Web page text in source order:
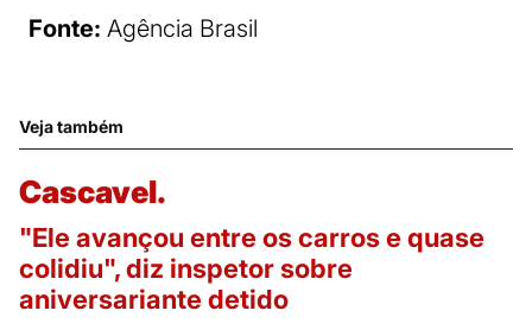
Fonte: Agência Brasil
Veja também
Cascavel.
"Ele avançou entre os carros e quase
colidiu", diz inspetor sobre
aniversariante detido